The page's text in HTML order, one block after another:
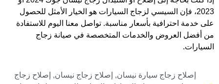
2023، فإن السيسي لزجاج السيارات هو الخيار الأمثل للحصول
على خدمة احترافية بأسعار مناسبة. تواصل معنا اليوم للاستفادة
من أفضل العروض والخدمات المتخصصة في صيانة زجاج
السيارات.
إصلاح زجاج سيارة نيسان, إصلاح زجاج نيسان, إصلاح زجاج